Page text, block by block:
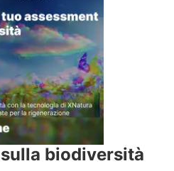
biodiversità